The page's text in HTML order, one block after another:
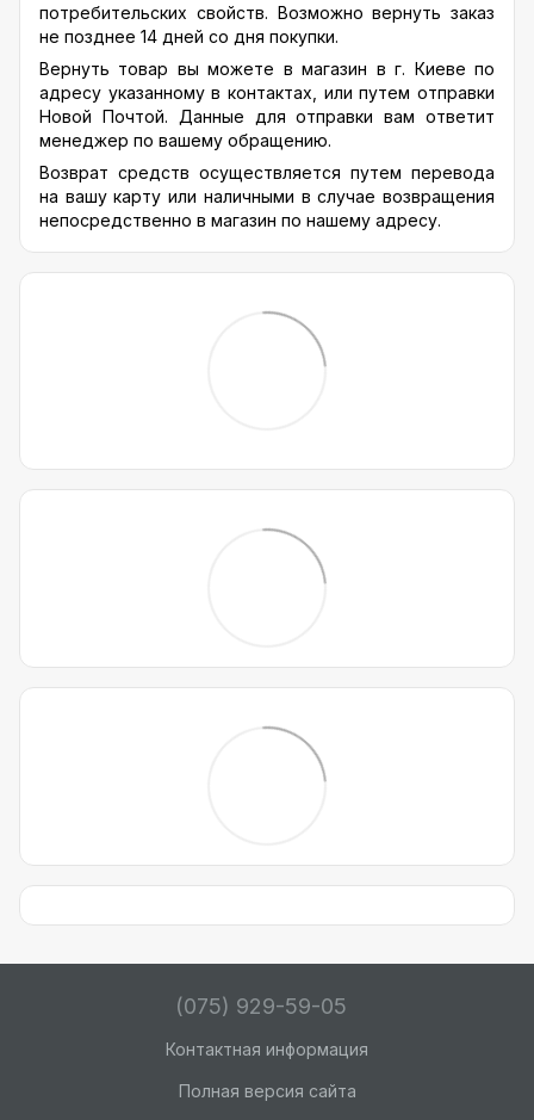
потребительских свойств. Возможно вернуть заказ
не позднее 14 дней со дня покупки.
Вернуть товар вы можете в магазин в г. Киеве по
адресу указанному в контактах, или путем отправки
Новой Почтой. Данные для отправки вам ответит
менеджер по вашему обращению.
Возврат средств осуществляется путем перевода
на вашу карту или наличными в случае возвращения
непосредственно в магазин по нашему адресу.
(075) 929-59-05
Контактная информация
Полная версия сайта